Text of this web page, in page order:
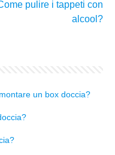
pulire i tappeti con
alcool?
un box doccia?